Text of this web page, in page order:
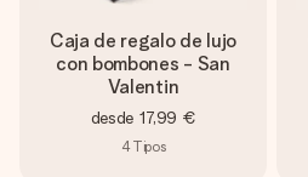
Caja de regalo de lujo
con bombones - San
Valentin
desde 17,99 €
4Tipos